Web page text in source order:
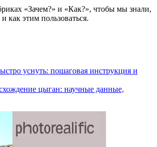
«Зачем?» и «Как?», чтобы мы знали,
как этим пользоваться.
уснуть: пошаговая инструкция и
цыган: научные данные,